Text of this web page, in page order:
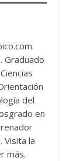
Graduado
del
en
Visita la
más.